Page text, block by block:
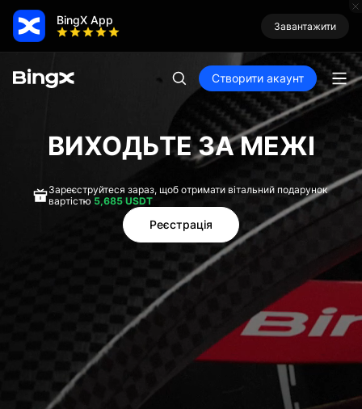
BingX App Завантажити
Створити акаунт
ВИХОДЬТЕ ЗА МЕЖІ
Зареєструйтеся зараз, щоб отримати вітальний подарунок
вартістю 5,685 USDT
Реєстрація